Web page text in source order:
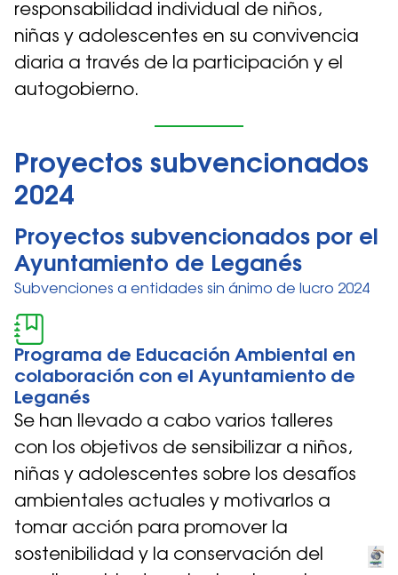
responsabilidad individual de niños,
niñas y adolescentes en su convivencia
diaria a través de la participación y el
autogobierno.
Proyectos subvencionados
2024
Proyectos subvencionados por el
Ayuntamiento de Leganés
Subvenciones a entidades sin ánimo de lucro 2024
Programa de Educación Ambiental en
colaboración con el Ayuntamiento de
Leganés
Se han llevado a cabo varios talleres
con los objetivos de sensibilizar a niños,
niñas y adolescentes sobre los desafíos
ambientales actuales y motivarlos a
tomar acción para promover la
sostenibilidad y la conservación del